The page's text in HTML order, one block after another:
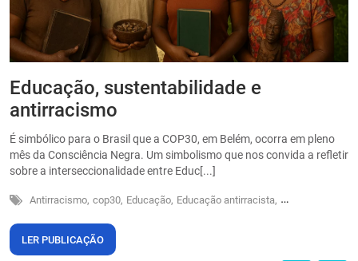
Educação, sustentabilidade e
antirracismo
É simbólico para o Brasil que a COP30, em Belém, ocorra em pleno
mês da Consciência Negra. Um simbolismo que nos convida a refletir
sobre a interseccionalidade entre Educ[...]
Antirracismo, cop30, Educação, Educação antirracista, Sustentabilidade
LER PUBLICAÇÃO